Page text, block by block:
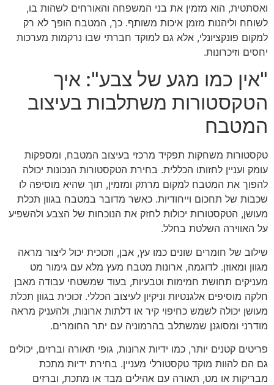
ואסתטית, הוא מזמין את בני המשפחה והאורחים לשהות בו,
לשוחח וליהנות מזמן איכות משותף. כך, המטבח הופך לא רק
למקום פונקציונלי, אלא גם למוקד חברתי שבו נרקמות מערכות
יחסים וזיכרונות.
"אין כמו מגע של צבע": איך
הטקסטורות משתלבות בעיצוב
המטבח
טקסטורות משחקות תפקיד מרכזי בעיצוב המטבח, ומספקות
עומק ועניין לחזותו הכללית. בחירת הטקסטורות הנכונות יכולה
להפוך את המטבח למקום מרתק ומזמין, תוך שהיא מוסיפה לו
שכבות של תחכום וייחודיות. כאשר מדובר במטבח בגוון תכלת
מעושן, הטקסטורות יכולות לחזק את הנוכחות של הצבע ולהשפיע
על האווירה השלטת בחלל.
שילוב של חומרים שונים כמו עץ, אבן, וזכוכית יכול ליצור מראה
מגוון ומאוזן. לדוגמה, ארונות מטבח מעץ מלא עם גימור מט
מעניקים תחושת חמימות וטבעיות, בעוד שמשטחי עבודה מאבן
חלקה מוסיפים אלגנטיות וניקיון לעיצוב הכללי. זכוכית בגוון תכלת
מעושן יכולה לשמש כחיפוי קיר או דלתות ארונות, ולהעניק מראה
מודרני ומסוגנן שמשתלב בהרמוניה עם יתר החומרים.
פריטים קטנים יותר, כמו ידיות ארונות, גופי תאורה וברזים, יכולים
גם הם להוות מוקד טקסטורלי מעניין. בחירת ידיות מתכת
מבריקות או מט, תאורה עם אהילים מבד או מתכת, וברזים